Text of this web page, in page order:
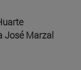
José Marzal